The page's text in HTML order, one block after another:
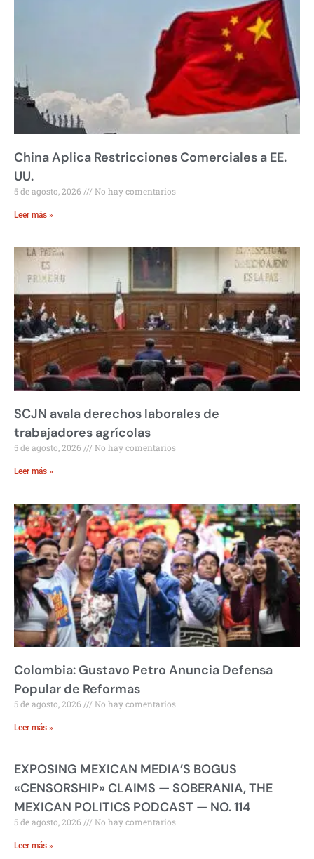
China Aplica Restricciones Comerciales a EE.
UU.
5 de agosto, 2026 No hay comentarios
Leer más »
SCJN avala derechos laborales de
trabajadores agrícolas
5 de agosto, 2026 No hay comentarios
Leer más »
Colombia: Gustavo Petro Anuncia Defensa
Popular de Reformas
5 de agosto, 2026 No hay comentarios
Leer más »
EXPOSING MEXICAN MEDIA’S BOGUS
«CENSORSHIP» CLAIMS — SOBERANIA, THE
MEXICAN POLITICS PODCAST — NO. 114
5 de agosto, 2026 No hay comentarios
Leer más »